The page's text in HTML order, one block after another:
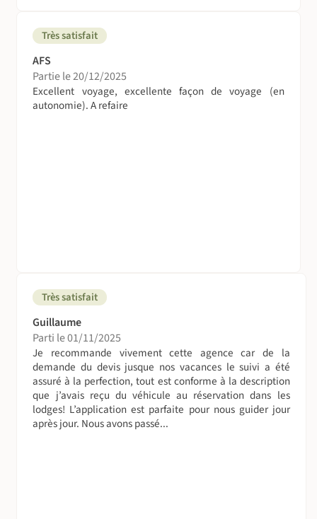
Très satisfait
AFS
Partie le 20/12/2025
Excellent voyage, excellente façon de voyage (en
autonomie). A refaire
Très satisfait
Guillaume
Parti le 01/11/2025
Je recommande vivement cette agence car de la
demande du devis jusque nos vacances le suivi a été
assuré à la perfection, tout est conforme à la description
que j’avais reçu du véhicule au réservation dans les
lodges! L’application est parfaite pour nous guider jour
après jour. Nous avons passé...